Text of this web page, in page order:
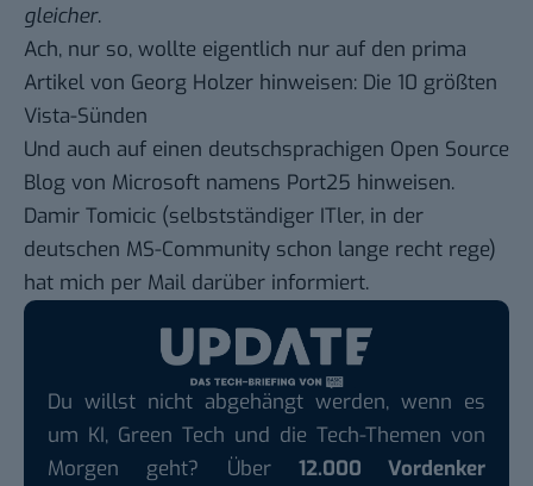
gleicher.
Ach, nur so, wollte eigentlich nur auf den prima
Artikel von Georg Holzer hinweisen: Die 10 größten
Vista-Sünden
Und auch auf einen deutschsprachigen Open Source
Blog von Microsoft namens Port25 hinweisen.
Damir Tomicic (selbstständiger ITler, in der
deutschen MS-Community schon lange recht rege)
hat mich per Mail darüber informiert.
Du willst nicht abgehängt werden, wenn es
um KI, Green Tech und die Tech-Themen von
Morgen geht? Über 12.000 Vordenker